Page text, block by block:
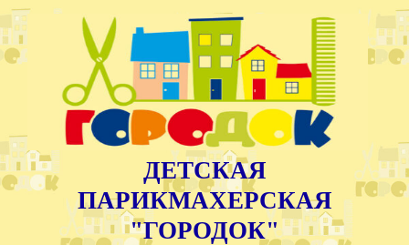
Перейти
к
содержимому
ДЕТСКАЯ
ПАРИКМАХЕРСКАЯ
"ГОРОДОК"